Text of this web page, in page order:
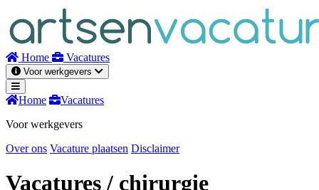
inhoud
Home Vacatures
Voor werkgevers
Home
Vacatures
Voor werkgevers
Over ons Vacature plaatsen Disclaimer
Vacatures/ chirurgie